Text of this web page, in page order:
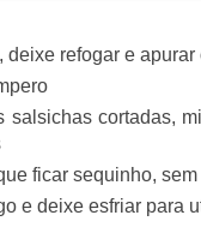
deixe refogar e apurar
salsichas cortadas,
ficar sequinho,
e deixe esfriar para